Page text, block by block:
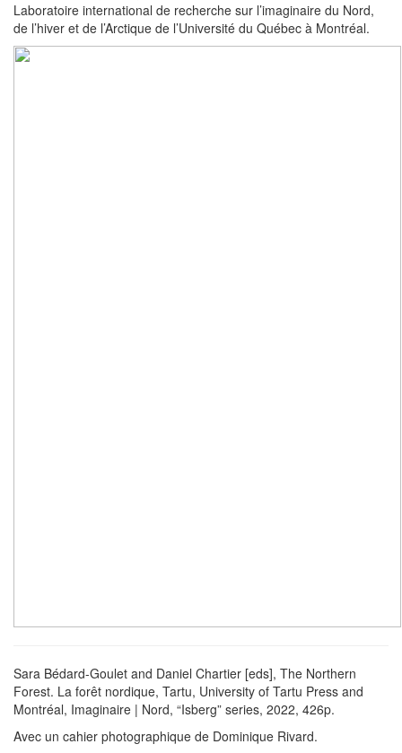
Laboratoire international de recherche sur l’imaginaire du Nord,
de l’hiver et de l’Arctique de l’Université du Québec à Montréal.
Sara Bédard-Goulet and Daniel Chartier [eds], The Northern
Forest. La forêt nordique, Tartu, University of Tartu Press and
Montréal, Imaginaire | Nord, “Isberg” series, 2022, 426p.
Avec un cahier photographique de Dominique Rivard.